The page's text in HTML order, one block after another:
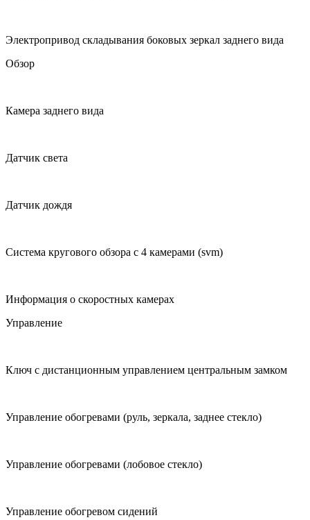
Электропривод складывания боковых зеркал заднего вида
Обзор
Камера заднего вида
Датчик света
Датчик дождя
Система кругового обзора с 4 камерами (svm)
Информация о скоростных камерах
Управление
Ключ с дистанционным управлением центральным замком
Управление обогревами (руль, зеркала, заднее стекло)
Управление обогревами (лобовое стекло)
Управление обогревом сидений